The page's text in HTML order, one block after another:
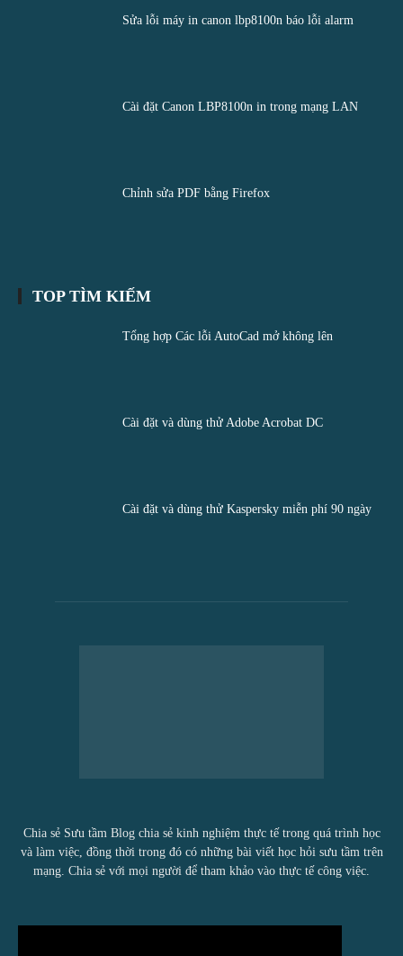
Sửa lỗi máy in canon lbp8100n báo lỗi alarm
Cài đặt Canon LBP8100n in trong mạng LAN
Chỉnh sửa PDF bằng Firefox
TOP TÌM KIẾM
Tổng hợp Các lỗi AutoCad mở không lên
Cài đặt và dùng thử Adobe Acrobat DC
Cài đặt và dùng thử Kaspersky miễn phí 90 ngày
Chia sẻ Sưu tầm Blog chia sẻ kinh nghiệm thực tế trong quá trình học
và làm việc, đồng thời trong đó có những bài viết học hỏi sưu tầm trên
mạng. Chia sẻ với mọi người để tham khảo vào thực tế công việc.